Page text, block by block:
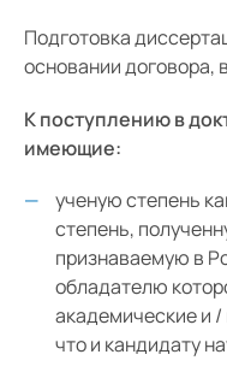
Разрядка:
Стандартный
Большой
Гарнитура:
Без засечек
Основные сведения
Структура
Документы
Педагогический
Электронная
НИИ КПССЗ
Цифровая научно-
«Клиническая и
Подготовка
основании договора,
К поступлению в
имеющие:
ученую степень
степень,
признаваемую в
обладателю
академические и
что и кандидату